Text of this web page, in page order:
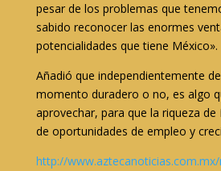
pesar de los problemas que
sabido reconocer las enormes
potencialidades que tiene México».
Añadió que independientemente
momento duradero o no, es algo
aprovechar, para que la riqueza
de oportunidades de empleo y
http://